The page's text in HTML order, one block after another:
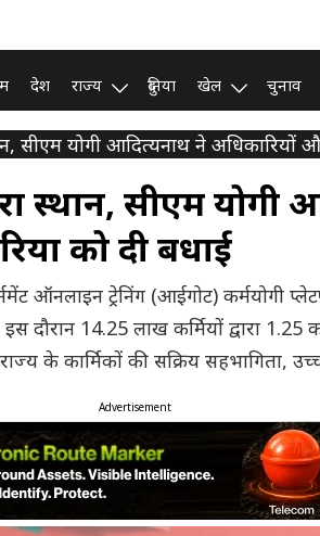
देश राज्य दुनिया खेल चुनाव
सीएम योगी आदित्यनाथ ने अधिकारियों
स्थान, सीएम योगी
को दी बधाई
ऑनलाइन ट्रेनिंग (आईगोट)
इस दौरान 14.25 लाख कर्मियों द्वारा
के कार्मिकों की सक्रिय सहभागिता,
Advertisement